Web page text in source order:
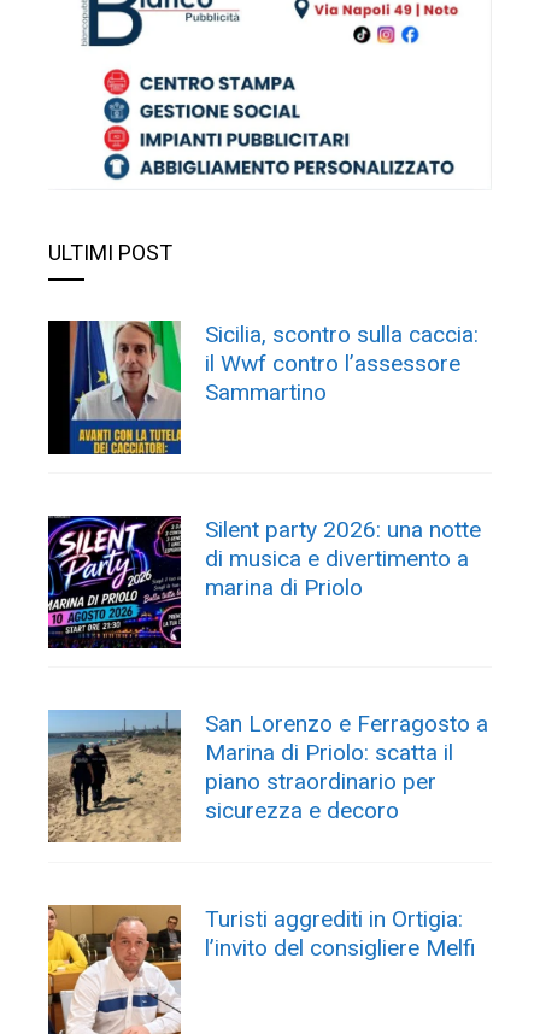
ULTIMI POST
Sicilia, scontro sulla caccia:
il Wwf contro l’assessore
Sammartino
Silent party 2026: una notte
di musica e divertimento a
marina di Priolo
San Lorenzo e Ferragosto a
Marina di Priolo: scatta il
piano straordinario per
sicurezza e decoro
Turisti aggrediti in Ortigia:
l’invito del consigliere Melfi